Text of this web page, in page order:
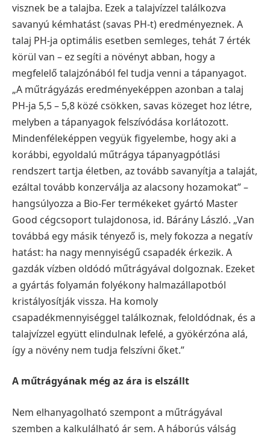
visznek be a talajba. Ezek a talajvízzel találkozva
savanyú kémhatást (savas PH-t) eredményeznek. A
talaj PH-ja optimális esetben semleges, tehát 7 érték
körül van – ez segíti a növényt abban, hogy a
megfelelő talajzónából fel tudja venni a tápanyagot.
„A műtrágyázás eredményeképpen azonban a talaj
PH-ja 5,5 – 5,8 közé csökken, savas közeget hoz létre,
melyben a tápanyagok felszívódása korlátozott.
Mindenféleképpen vegyük figyelembe, hogy aki a
korábbi, egyoldalú műtrágya tápanyagpótlási
rendszert tartja életben, az tovább savanyítja a talaját,
ezáltal tovább konzerválja az alacsony hozamokat” –
hangsúlyozza a Bio-Fer termékeket gyártó Master
Good cégcsoport tulajdonosa, id. Bárány László. „Van
továbbá egy másik tényező is, mely fokozza a negatív
hatást: ha nagy mennyiségű csapadék érkezik. A
gazdák vízben oldódó műtrágyával dolgoznak. Ezeket
a gyártás folyamán folyékony halmazállapotból
kristályosítják vissza. Ha komoly
csapadékmennyiséggel találkoznak, feloldódnak, és a
talajvízzel együtt elindulnak lefelé, a gyökérzóna alá,
így a növény nem tudja felszívni őket.”
A műtrágyának még az ára is elszállt
Nem elhanyagolható szempont a műtrágyával
szemben a kalkulálható ár sem. A háborús válság